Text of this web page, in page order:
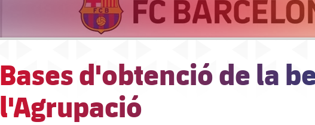
Bases d'obtenció de la
l'Agrupació